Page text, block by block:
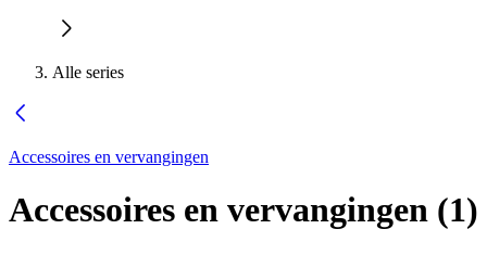
Alle series
Accessoires en vervangingen
Accessoires en vervangingen (1)